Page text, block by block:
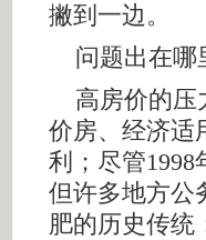
撇到一边。
问题出在哪
高房价的压
价房、经济适
利；尽管
但许多地方公
肥的历史传统